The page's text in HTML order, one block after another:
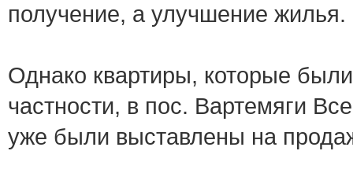
получение, а улучшение жилья.
Однако квартиры, которые
частности, в пос. Вартемяги
уже были выставлены на